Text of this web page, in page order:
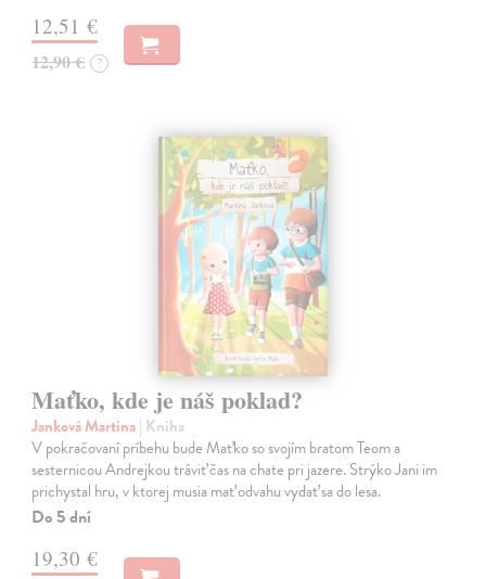
12,51 €
12,90 € ?
Maťko, kde je náš poklad?
Janková Martina| Kniha
V pokračovaní príbehu bude Maťko so svojím bratom Teom a
sesternicou Andrejkou tráviť čas na chate pri jazere. Strýko Jani im
prichystal hru, v ktorej musia mať odvahu vydať sa do lesa.
Do 5 dní
19,30 €